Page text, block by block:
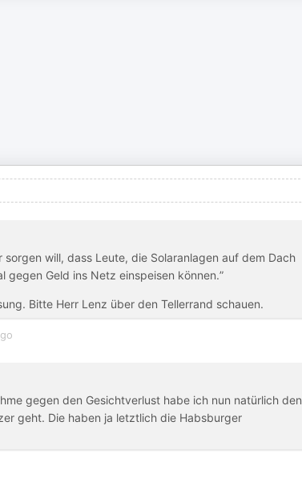
will, dass Leute, die Solaranlagen auf dem Dach
Geld ins Netz einspeisen können.”
Bitte Herr Lenz über den Tellerrand schauen.
gegen den Gesichtverlust habe ich nun natürlich den
geht. Die haben ja letztlich die Habsburger